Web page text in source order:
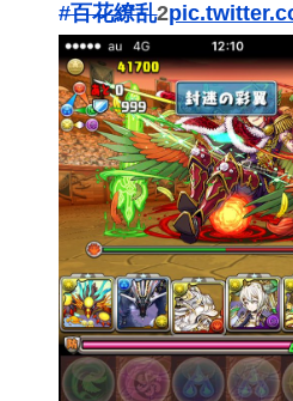
#百花繚乱2